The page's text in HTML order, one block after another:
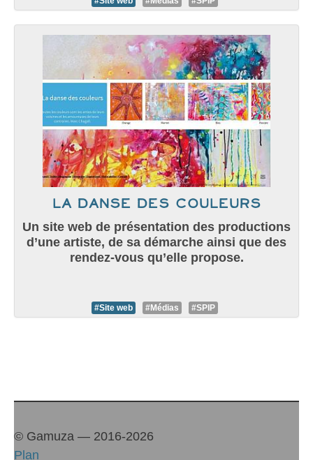
La danse des couleurs
Un site web de présentation des productions
d’une artiste, de sa démarche ainsi que des
rendez-vous qu’elle propose.
#Site web #Médias #SPIP
© Gamuza — 2016-2026
Plan